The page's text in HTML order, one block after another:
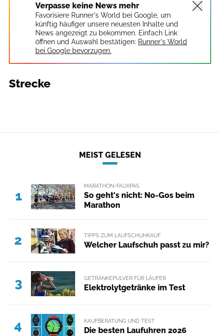
Verpasse keine News mehr
Favorisiere Runner's World bei Google, um
künftig häufiger unsere neuesten Inhalte und
News angezeigt zu bekommen. Einfach Link
öffnen und Auswahl bestätigen: Runner's World
bei Google bevorzugen.
Strecke
MEIST GELESEN
1
MARATHON-FAUXPAS
So geht's nicht: No-Gos beim
Marathon
2 TIPPS ZUM LAUFSCHUHKAUF
Welcher Laufschuh passt zu mir?
3 GETRÄNKEPULVER FÜR LÄUFER
Elektrolytgetränke im Test
4 KAUFBERATUNG UND TEST
Die besten Laufuhren 2026